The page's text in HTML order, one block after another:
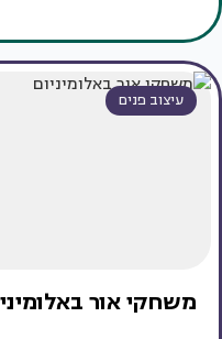
עיצוב פנים
משחקי אור